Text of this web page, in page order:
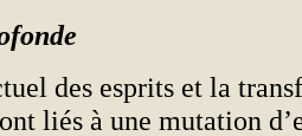
des esprits et la
liés à une mutation